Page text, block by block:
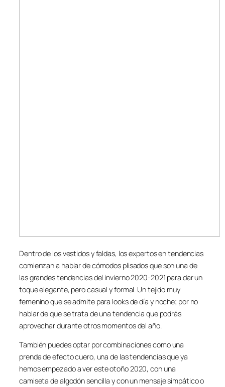
Dentro de los vestidos y faldas, los expertos en tendencias
comienzan a hablar de cómodos plisados que son una de
las grandes tendencias del invierno 2020-2021 para dar un
toque elegante, pero casual y formal. Un tejido muy
femenino que se admite para looks de día y noche; por no
hablar de que se trata de una tendencia que podrás
aprovechar durante otros momentos del año.
También puedes optar por combinaciones como una
prenda de efecto cuero, una de las tendencias que ya
hemos empezado a ver este otoño 2020, con una
camiseta de algodón sencilla y con un mensaje simpático o